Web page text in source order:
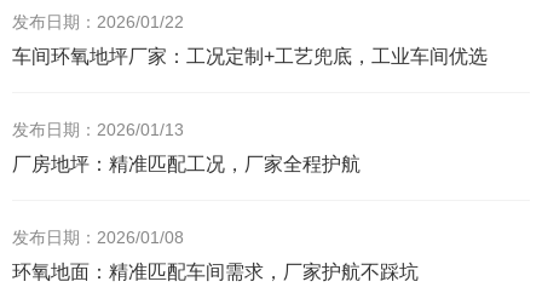
发布日期：2026/01/22
车间环氧地坪厂家：工况定制+工艺兜底，工业车间优选
发布日期：2026/01/13
厂房地坪：精准匹配工况，厂家全程护航
发布日期：2026/01/08
环氧地面：精准匹配车间需求，厂家护航不踩坑